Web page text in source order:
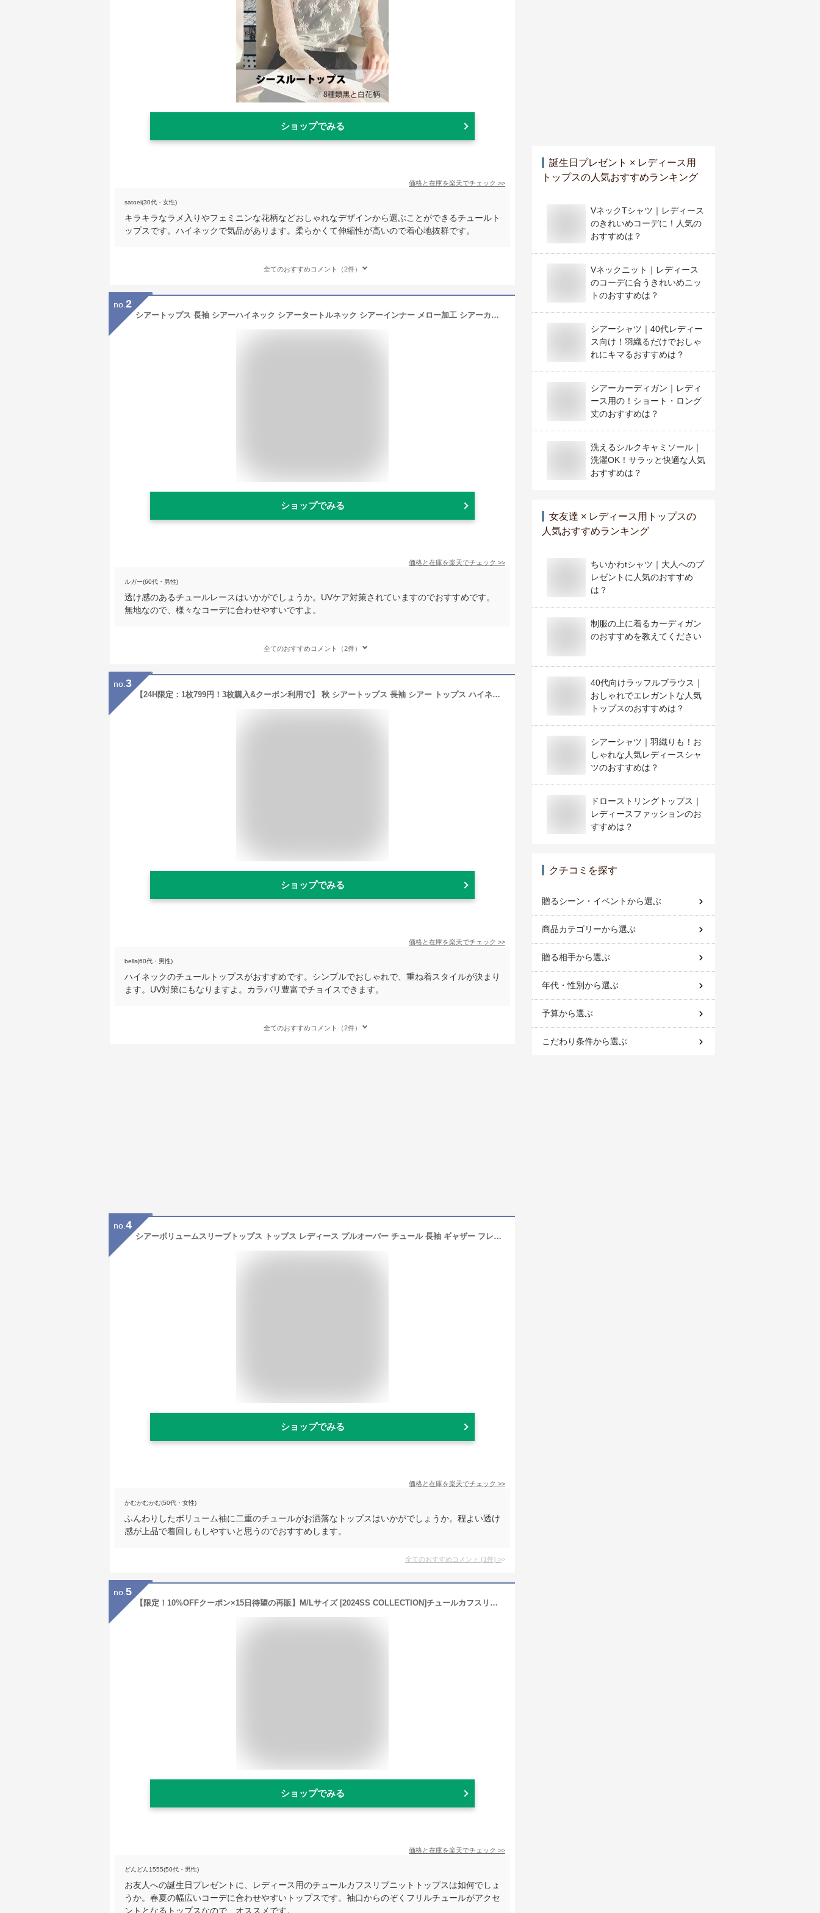
ショップでみる
価格と在庫を楽天でチェック >>
satoei(30代・女性)
キラキラなラメ入りやフェミニンな花柄などおしゃれなデザインから選ぶことができるチュールト
ップスです。ハイネックで気品があります。柔らかくて伸縮性が高いので着心地抜群です。
全てのおすすめコメント（2件）
no. 2
シアートップス 長袖 シアーハイネック シアータートルネック シアーインナー メロー加工 シアーカットソー 薄手 薄い レディース シースルー メロウ チュール レース 透け感 UVケア 紫外線対策 日焼け 重ね着 レイヤード 無地 フォーマル 普段使い 卒業式 入学式 メール便
ショップでみる
価格と在庫を楽天でチェック >>
ルガー(60代・男性)
透け感のあるチュールレースはいかがでしょうか。UVケア対策されていますのでおすすめです。
無地なので、様々なコーデに合わせやすいですよ。
全てのおすすめコメント（2件）
no. 3
【24H限定：1枚799円！3枚購入&クーポン利用で】 秋 シアートップス 長袖 シアー トップス ハイネック レディース 長袖 UV対策 紫外線対策 シースルー トップス チュール 花柄 レイヤード インナー 薄手 きれいめ 露出度調整 透け感 オケージョン【シアートップス】 カリス
ショップでみる
価格と在庫を楽天でチェック >>
bells(60代・男性)
ハイネックのチュールトップスがおすすめです。シンプルでおしゃれで、重ね着スタイルが決まり
ます。UV対策にもなりますよ。カラバリ豊富でチョイスできます。
全てのおすすめコメント（2件）
no. 4
シアーボリュームスリーブトップス トップス レディース プルオーバー チュール 長袖 ギャザー フレア クルーネック レイヤード オーバーサイズ シンプル【メール便可／100】
ショップでみる
価格と在庫を楽天でチェック >>
かむかむかむ(50代・女性)
ふんわりしたボリューム袖に二重のチュールがお洒落なトップスはいかがでしょうか。程よい透け
感が上品で着回しもしやすいと思うのでおすすめします。
全てのおすすめコメント (1件) >
no. 5
【限定！10%OFFクーポン×15日待望の再販】M/Lサイズ [2024SS COLLECTION]チュールカフスリブニットトップス レディース 春 夏 / トップス 袖チュール ニット セーター ニットトップス リブニット クルーネック オケージョン セレモニー
ショップでみる
価格と在庫を楽天でチェック >>
どんどん1555(50代・男性)
お友人への誕生日プレゼントに、レディース用のチュールカフスリブニットトップスは如何でしょ
うか。春夏の幅広いコーデに合わせやすいトップスです。袖口からのぞくフリルチュールがアクセ
ントとなるトップスなので、オススメです。
誕生日プレゼント × レディース用
トップスの人気おすすめランキング
VネックTシャツ｜レディース
のきれいめコーデに！人気の
おすすめは？
Vネックニット｜レディース
のコーデに合うきれいめニッ
トのおすすめは？
シアーシャツ｜40代レディー
ス向け！羽織るだけでおしゃ
れにキマるおすすめは？
シアーカーディガン｜レディ
ース用の！ショート・ロング
丈のおすすめは？
洗えるシルクキャミソール｜
洗濯OK！サラッと快適な人気
おすすめは？
女友達 × レディース用トップスの
人気おすすめランキング
ちいかわtシャツ｜大人へのプ
レゼントに人気のおすすめ
は？
制服の上に着るカーディガン
のおすすめを教えてください
40代向けラッフルブラウス｜
おしゃれでエレガントな人気
トップスのおすすめは？
シアーシャツ｜羽織りも！お
しゃれな人気レディースシャ
ツのおすすめは？
ドローストリングトップス｜
レディースファッションのお
すすめは？
クチコミを探す
贈るシーン・イベントから選ぶ
商品カテゴリーから選ぶ
贈る相手から選ぶ
年代・性別から選ぶ
予算から選ぶ
こだわり条件から選ぶ